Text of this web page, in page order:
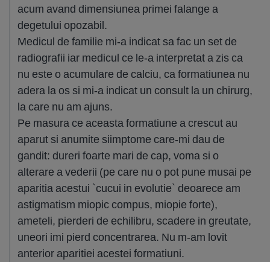
acum avand dimensiunea primei falange a
degetului opozabil.
Medicul de familie mi-a indicat sa fac un set de
radiografii iar medicul ce le-a interpretat a zis ca
nu este o acumulare de calciu, ca formatiunea nu
adera la os si mi-a indicat un consult la un chirurg,
la care nu am ajuns.
Pe masura ce aceasta formatiune a crescut au
aparut si anumite siimptome care-mi dau de
gandit: dureri foarte mari de cap, voma si o
alterare a vederii (pe care nu o pot pune musai pe
aparitia acestui `cucui in evolutie` deoarece am
astigmatism miopic compus, miopie forte),
ameteli, pierderi de echilibru, scadere in greutate,
uneori imi pierd concentrarea. Nu m-am lovit
anterior aparitiei acestei formatiuni.